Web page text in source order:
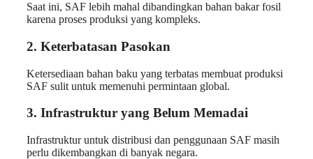
Saat ini, SAF lebih mahal dibandingkan bahan bakar fosil
karena proses produksi yang kompleks.
2. Keterbatasan Pasokan
Ketersediaan bahan baku yang terbatas membuat produksi
SAF sulit untuk memenuhi permintaan global.
3. Infrastruktur yang Belum Memadai
Infrastruktur untuk distribusi dan penggunaan SAF masih
perlu dikembangkan di banyak negara.